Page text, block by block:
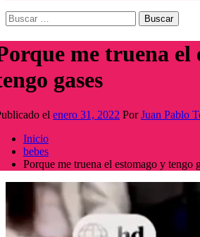
Buscar:
me truena el
gases
el enero 31, 2022 PorJuan Pablo
Inicio
bebes
Porque me truena el estomago y tengo